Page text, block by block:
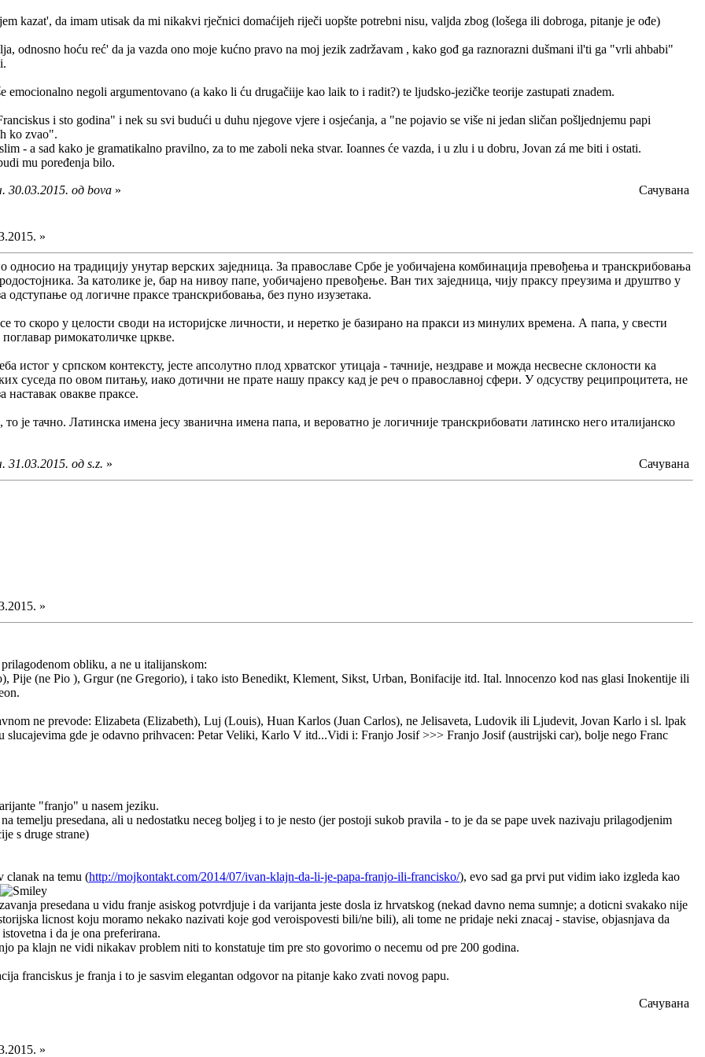
kazat', da imam utisak da mi nikakvi rječnici domaćijeh riječi uopšte potrebni nisu, valjda zbog (lošega ili dobroga, pitanje je ođe)
odnosno hoću reć' da ja vazda ono moje kućno pravo na moj jezik zadržavam , kako gođ ga raznorazni dušmani il'ti ga "vrli ahbabi"
emocionalno negoli argumentovano (a kako li ću drugačiije kao laik to i radit?) te ljudsko-jezičke teorije zastupati znadem.
i sto godina" i nek su svi budući u duhu njegove vjere i osjećanja, a "ne pojavio se više ni jedan sličan pošljednjemu papi
ko zvao".
- a sad kako je gramatikalno pravilno, za to me zaboli neka stvar. Ioannes će vazda, i u zlu i u dobru, Jovan zá me biti i ostati.
mu poređenja bilo.
30.03.2015. од bova » Сачувана
»
на традицију унутар верских заједница. За православе Србе је уобичајена комбинација превођења и транскрибовања
За католике је, бар на нивоу папе, уобичајено превођење. Ван тих заједница, чију праксу преузима и друштво у
одступање од логичне праксе транскрибовања, без пуно изузетака.
то скоро у целости своди на историјске личности, и неретко је базирано на пракси из минулих времена. А папа, у свести
поглавар римокатоличке цркве.
у српском контексту, јесте апсолутно плод хрватског утицаја - тачније, нездраве и можда несвесне склоности ка
суседа по овом питању, иако дотични не прате нашу праксу кад је реч о православној сфери. У одсуству реципроцитета, не
наставак овакве праксе.
је тачно. Латинска имена јесу званична имена папа, и вероватно је логичније транскрибовати латинско него италијанско
31.03.2015. од s.z. » Сачувана
»
obliku, a ne u italijanskom:
Pije (ne Pio ), Grgur (ne Gregorio), i tako isto Benedikt, Klement, Sikst, Urban, Bonifacije itd. Ital. lnnocenzo kod nas glasi Inokentije ili
ne prevode: Elizabeta (Elizabeth), Luj (Louis), Huan Karlos (Juan Carlos), ne Jelisaveta, Ludovik ili Ljudevit, Jovan Karlo i sl. lpak
slucajevima gde je odavno prihvacen: Petar Veliki, Karlo V itd...Vidi i: Franjo Josif >>> Franjo Josif (austrijski car), bolje nego Franc
"franjo" u nasem jeziku.
temelju presedana, ali u nedostatku neceg boljeg i to je nesto (jer postoji sukob pravila - to je da se pape uvek nazivaju prilagodjenim
s druge strane)
clanak na temu (http://mojkontakt.com/2014/07/ivan-klajn-da-li-je-papa-franjo-ili-francisko/), evo sad ga prvi put vidim iako izgleda kao
presedana u vidu franje asiskog potvrdjuje i da varijanta jeste dosla iz hrvatskog (nekad davno nema sumnje; a doticni svakako nije
licnost koju moramo nekako nazivati koje god veroispovesti bili/ne bili), ali tome ne pridaje neki znacaj - stavise, objasnjava da
i da je ona preferirana.
pa klajn ne vidi nikakav problem niti to konstatuje tim pre sto govorimo o necemu od pre 200 godina.
franciskus je franja i to je sasvim elegantan odgovor na pitanje kako zvati novog papu.
Сачувана
»